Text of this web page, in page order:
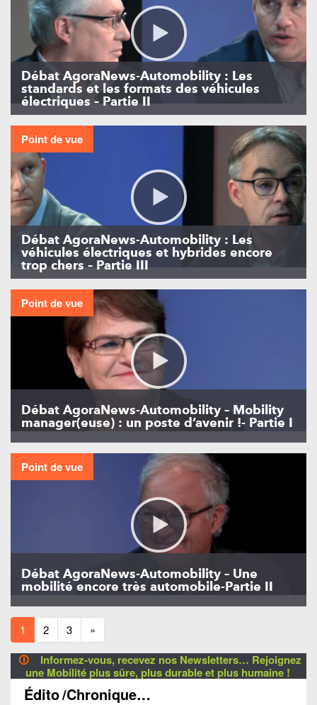
Débat AgoraNews-Automobility : Les
standards et les formats des véhicules
électriques – Partie II
Point de vue
Débat AgoraNews-Automobility : Les
véhicules électriques et hybrides encore
trop chers – Partie III
Point de vue
Débat AgoraNews-Automobility – Mobility
manager(euse) : un poste d’avenir !- Partie I
Point de vue
Débat AgoraNews-Automobility – Une
mobilité encore très automobile-Partie II
1 2 3 »
🛈
Informez-vous, recevez nos Newsletters… Rejoignez
une Mobilité plus sûre, plus durable et plus humaine !
Édito/Chronique…